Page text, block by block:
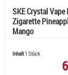
SKE Crystal Vape
Zigarette
Mango
Inhalt1 Stück